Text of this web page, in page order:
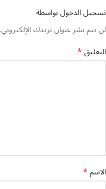
تسجيل الدخول بواسطة
لن يتم نشر عنوان بريدك الإلكتروني.
التعليق*
الاسم*